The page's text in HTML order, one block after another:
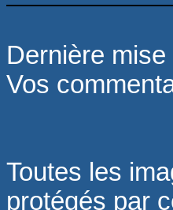
Dernière
Vos
Toutes les
protégés par